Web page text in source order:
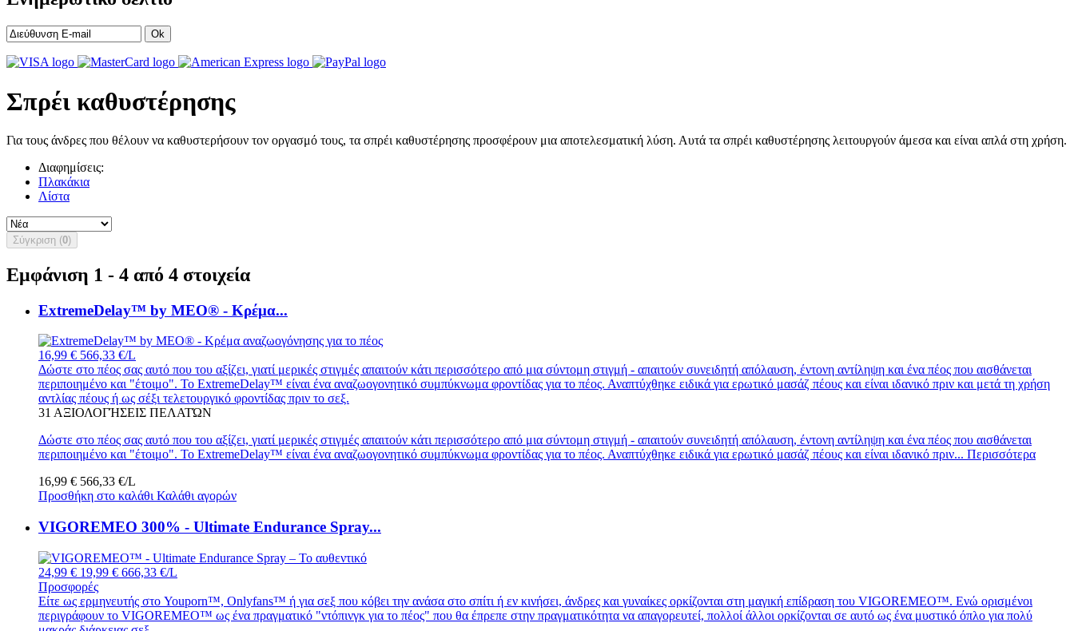
Ok
Σπρέι καθυστέρησης
Για τους άνδρες που θέλουν να καθυστερήσουν τον οργασμό τους, τα σπρέι καθυστέρησης προσφέρουν μια αποτελεσματική λύση. Αυτά τα σπρέι καθυστέρησης λειτουργούν άμεσα και είναι απλά στη χρήση.
Διαφημίσεις:
Πλακάκια
Λίστα
Σύγκριση (0)
Εμφάνιση 1 - 4 από 4 στοιχεία
ExtremeDelay™ by MEO® - Κρέμα...
16,99 € 566,33 €/L
Δώστε στο πέος σας αυτό που του αξίζει, γιατί μερικές στιγμές απαιτούν κάτι περισσότερο από μια σύντομη στιγμή - απαιτούν συνειδητή απόλαυση, έντονη αντίληψη και ένα πέος που αισθάνεται
περιποιημένο και "έτοιμο". Το ExtremeDelay™ είναι ένα αναζωογονητικό συμπύκνωμα φροντίδας για το πέος. Αναπτύχθηκε ειδικά για ερωτικό μασάζ πέους και είναι ιδανικό πριν και μετά τη χρήση
αντλίας πέους ή ως σέξι τελετουργικό φροντίδας πριν το σεξ.
31 ΑΞΙΟΛΟΓΉΣΕΙΣ ΠΕΛΑΤΏΝ
Δώστε στο πέος σας αυτό που του αξίζει, γιατί μερικές στιγμές απαιτούν κάτι περισσότερο από μια σύντομη στιγμή - απαιτούν συνειδητή απόλαυση, έντονη αντίληψη και ένα πέος που αισθάνεται
περιποιημένο και "έτοιμο". Το ExtremeDelay™ είναι ένα αναζωογονητικό συμπύκνωμα φροντίδας για το πέος. Αναπτύχθηκε ειδικά για ερωτικό μασάζ πέους και είναι ιδανικό πριν... Περισσότερα
16,99 € 566,33 €/L
Προσθήκη στο καλάθι Καλάθι αγορών
VIGOREMEO 300% - Ultimate Endurance Spray...
24,99 € 19,99 € 666,33 €/L
Προσφορές
Είτε ως ερμηνευτής στο Youporn™, Onlyfans™ ή για σεξ που κόβει την ανάσα στο σπίτι ή εν κινήσει, άνδρες και γυναίκες ορκίζονται στη μαγική επίδραση του VIGOREMEO™. Ενώ ορισμένοι
περιγράφουν το VIGOREMEO™ ως ένα πραγματικό "ντόπινγκ για το πέος" που θα έπρεπε στην πραγματικότητα να απαγορευτεί, πολλοί άλλοι ορκίζονται σε αυτό ως ένα μυστικό όπλο για πολύ